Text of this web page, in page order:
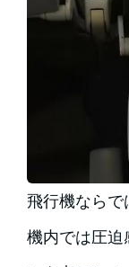
飛行機ならで
機内では圧迫